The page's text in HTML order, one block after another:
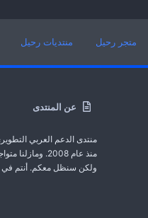
عن المنتدى
منتدى الدعم العربي
منذ عام 2008.
ولكن سنظل معكم. أنتم
متجر رحيل منتديات رحيل